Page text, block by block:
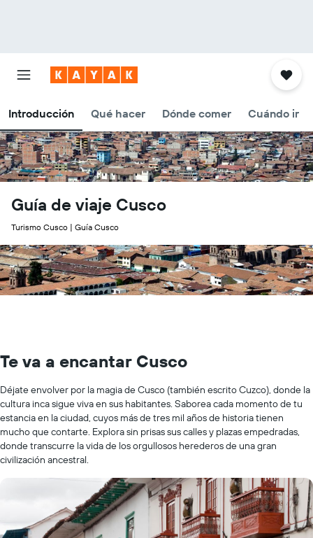
Introducción Qué hacer Dónde comer Cuándo ir
Guía de viaje Cusco
Turismo Cusco | Guía Cusco
Te va a encantar Cusco
Déjate envolver por la magia de Cusco (también escrito Cuzco), donde la
cultura inca sigue viva en sus habitantes. Saborea cada momento de tu
estancia en la ciudad, cuyos más de tres mil años de historia tienen
mucho que contarte. Explora sin prisas sus calles y plazas empedradas,
donde transcurre la vida de los orgullosos herederos de una gran
civilización ancestral.